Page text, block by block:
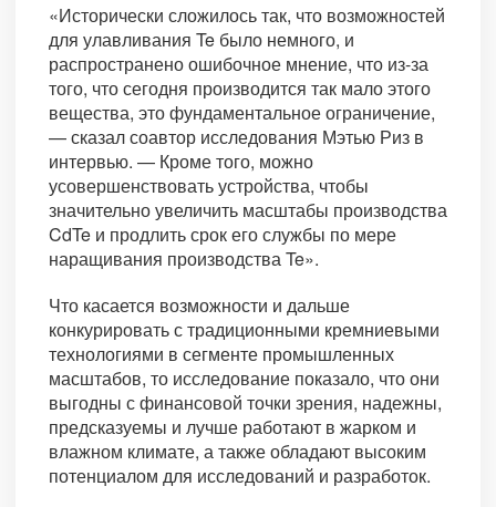
«Исторически сложилось так, что возможностей
для улавливания Te было немного, и
распространено ошибочное мнение, что из-за
того, что сегодня производится так мало этого
вещества, это фундаментальное ограничение,
— сказал соавтор исследования Мэтью Риз в
интервью. — Кроме того, можно
усовершенствовать устройства, чтобы
значительно увеличить масштабы производства
CdTe и продлить срок его службы по мере
наращивания производства Te».
Что касается возможности и дальше
конкурировать с традиционными кремниевыми
технологиями в сегменте промышленных
масштабов, то исследование показало, что они
выгодны с финансовой точки зрения, надежны,
предсказуемы и лучше работают в жарком и
влажном климате, а также обладают высоким
потенциалом для исследований и разработок.